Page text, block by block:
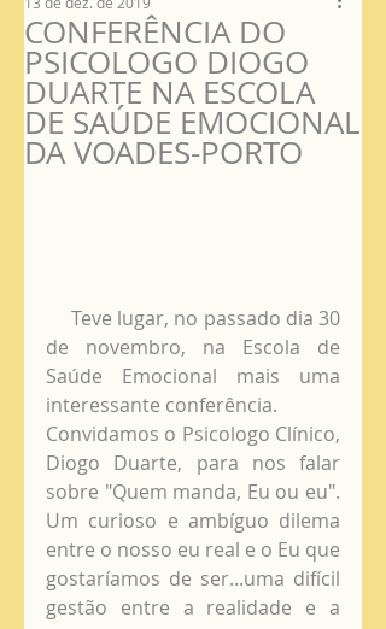
CONFERÊNCIA DO
PSICOLOGO DIOGO
DUARTE NA ESCOLA
DE SAÚDE EMOCIONAL
DA VOADES-PORTO
de novembro, na Escola de
Saúde Emocional mais uma
interessante conferência.
Convidamos o Psicologo Clínico,
Diogo Duarte, para nos falar
sobre "Quem manda, Eu ou eu".
Um curioso e ambíguo dilema
entre o nosso eu real e o Eu que
gostaríamos de ser...uma difícil
gestão entre a realidade e a